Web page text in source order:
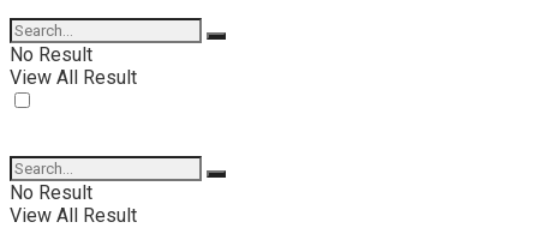
No Result
View All Result
No Result
View All Result